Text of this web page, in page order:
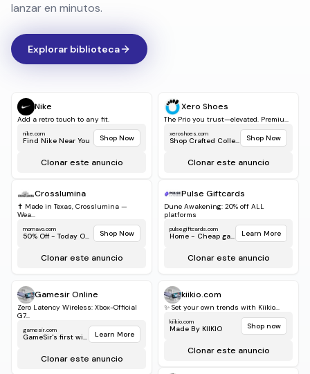
lanzar en minutos.
Explorar biblioteca
Nike
Add a retro touch to any fit.
nike.com
Find Nike Near You Shop Now
Clonar este anuncio
Crosslumina
✝️ Made in Texas, Crosslumina —
Wea...
momavo.com
50% Off - Today Only! Shop Now
Clonar este anuncio
Xero Shoes
The Prio you trust—elevated. Premiu...
xeroshoes.com
Shop Crafted Collect... Shop Now
Clonar este anuncio
Pulse Giftcards
Dune Awakening: 20% off ALL
platforms
pulsegiftcards.com
Home - Cheap game... Learn More
Clonar este anuncio
Gamesir Online
Zero Latency Wireless: Xbox-Official
G7...
gamesir.com
GameSir's first wirele... Learn More
Clonar este anuncio
kiikio.com
✨ Set your own trends with Kiikio...
kiikio.com
Made By KIIKIO Shop now
Clonar este anuncio